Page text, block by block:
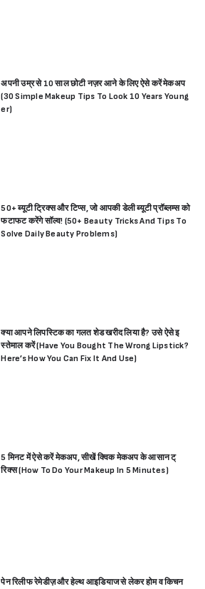
अपनी उम्र से 10 साल छोटी नज़र आने के लिए ऐसे करें मेकअप
(30 Simple Makeup Tips To Look 10 Years Young
er)
50+ ब्यूटी ट्रिक्स और टिप्स, जो आपकी डेली ब्यूटी प्रॉब्लम्स को
फटाफट करेंगे सॉल्व! (50+ Beauty Tricks And Tips To
Solve Daily Beauty Problems)
क्या आपने लिपस्टिक का गलत शेड खरीद लिया है? उसे ऐसे इ
स्तेमाल करें (Have You Bought The Wrong Lipstick?
Here’s How You Can Fix It And Use)
5 मिनट में ऐसे करें मेकअप, सीखें क्विक मेकअप के आसान ट्
रिक्स (How To Do Your Makeup In 5 Minutes)
पेन रिलीफ रेमेडीज़ और हेल्थ आइडियाज से लेकर होम व किचन